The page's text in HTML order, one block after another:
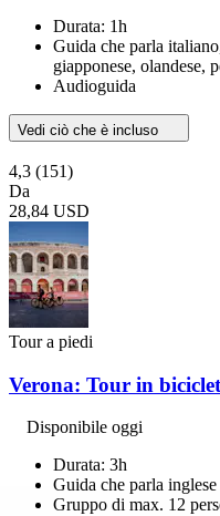
Durata: 1h
Guida che parla
giapponese, olandese,
Audioguida
Vedi ciò che è incluso
4,3 (151)
Da
28,84 USD
Tour a piedi
Verona: Tour in
Disponibile oggi
Durata: 3h
Guida che parla inglese
Gruppo di max. 12